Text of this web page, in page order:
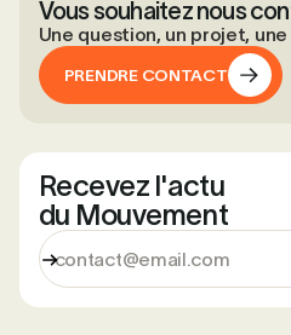
Vous souhaitez nous
Une question, un projet,
PRENDRE CONTACT
Recevez l'actu
du Mouvement